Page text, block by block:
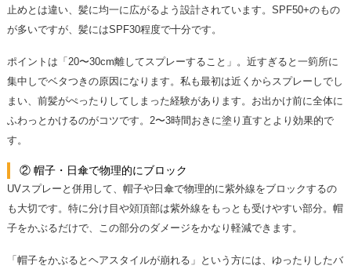
止めとは違い、髪に均一に広がるよう設計されています。SPF50+のもの
が多いですが、髪にはSPF30程度で十分です。
ポイントは「20〜30cm離してスプレーすること」。近すぎると一箌所に
集中しでベタつきの原因になります。私も最初は近くからスプレーしでし
まい、前髪がぺったりしてしまった経験があります。お出かけ前に全体に
ふわっとかけるのがコツです。2〜3時間おきに塗り直すとより効果的で
す。
② 帽子・日傘で物理的にブロック
UVスプレーと併用して、帽子や日傘で物理的に紫外線をブロックするの
も大切です。特に分け目や頝頂部は紫外線をもっとも受けやすい部分。帽
子をかぶるだけで、この部分のダメージをかなり軽減できます。
「帽子をかぶるとヘアスタイルが崩れる」という方には、ゆったりしたバ